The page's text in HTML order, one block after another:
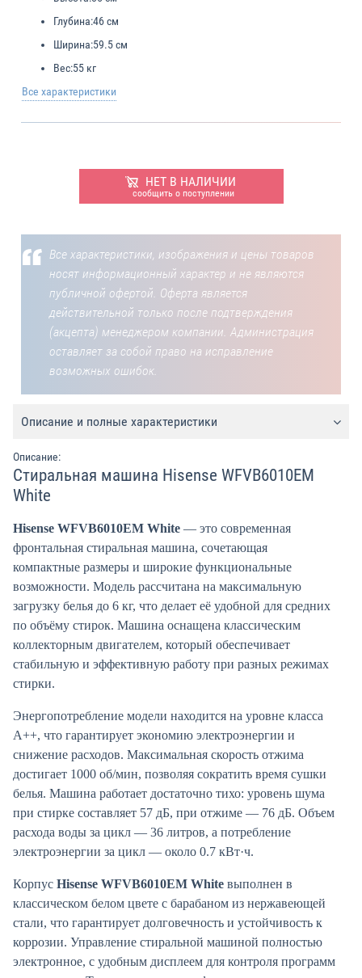
Глубина:46 см
Ширина:59.5 см
Вес:55 кг
Все характеристики
НЕТ В НАЛИЧИИ
сообщить о поступлении
Все характеристики, изображения и цены товаров
носят информационный характер и не являются
публичной офертой. Оферта является
действительной только после подтверждения
(акцепта) менеджером компании. Администрация
оставляет за собой право на исправление
возможных ошибок.
Описание и полные характеристики
Описание:
Стиральная машина Hisense WFVB6010EM
White
Hisense WFVB6010EM White — это современная
фронтальная стиральная машина, сочетающая
компактные размеры и широкие функциональные
возможности. Модель рассчитана на максимальную
загрузку белья до 6 кг, что делает её удобной для средних
по объёму стирок. Машина оснащена классическим
коллекторным двигателем, который обеспечивает
стабильную и эффективную работу при разных режимах
стирки.
Энергопотребление модели находится на уровне класса
A++, что гарантирует экономию электроэнергии и
снижение расходов. Максимальная скорость отжима
достигает 1000 об/мин, позволяя сократить время сушки
белья. Машина работает достаточно тихо: уровень шума
при стирке составляет 57 дБ, при отжиме — 76 дБ. Объем
расхода воды за цикл — 36 литров, а потребление
электроэнергии за цикл — около 0.7 кВт·ч.
Корпус Hisense WFVB6010EM White выполнен в
классическом белом цвете с барабаном из нержавеющей
стали, что гарантирует долговечность и устойчивость к
коррозии. Управление стиральной машиной полностью
электронное, с удобным дисплеем для контроля программ